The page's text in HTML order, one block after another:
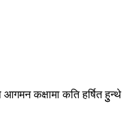
कक्षामा कति हर्षित हुुन्थे